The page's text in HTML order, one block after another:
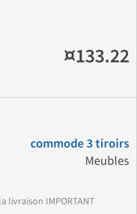
¤133.22
commode 3 tiroirs
Meubles
IMPORTANT